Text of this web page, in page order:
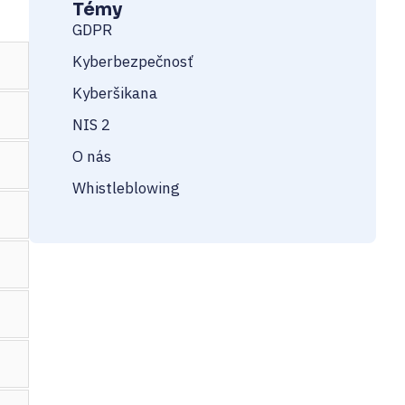
Témy
GDPR
Kyberbezpečnosť
Kyberšikana
NIS 2
O nás
Whistleblowing